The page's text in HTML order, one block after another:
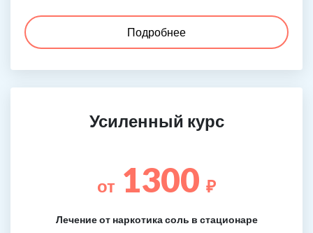
Подробнее
Усиленный курс
от 1300 ₽
Лечение от наркотика соль в стационаре